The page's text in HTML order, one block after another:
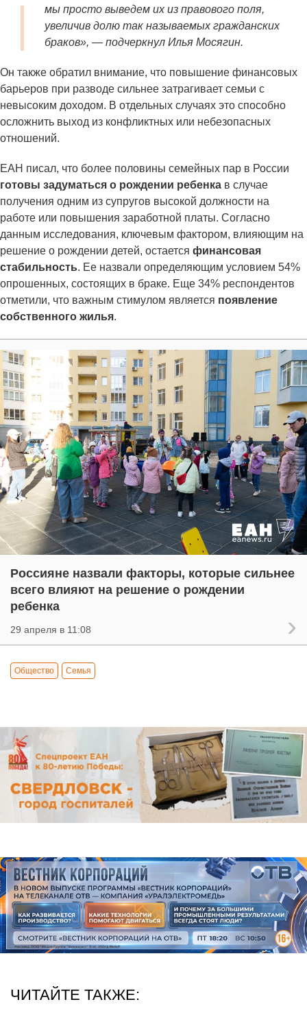
мы просто выведем их из правового поля,
увеличив долю так называемых гражданских
браков», — подчеркнул Илья Мосягин.
Он также обратил внимание, что повышение финансовых
барьеров при разводе сильнее затрагивает семьи с
невысоким доходом. В отдельных случаях это способно
осложнить выход из конфликтных или небезопасных
отношений.
ЕАН писал, что более половины семейных пар в России
готовы задуматься о рождении ребенка в случае
получения одним из супругов высокой должности на
работе или повышения заработной платы. Согласно
данным исследования, ключевым фактором, влияющим на
решение о рождении детей, остается финансовая
стабильность. Ее назвали определяющим условием 54%
опрошенных, состоящих в браке. Еще 34% респондентов
отметили, что важным стимулом является появление
собственного жилья.
Россияне назвали факторы, которые сильнее
всего влияют на решение о рождении
ребенка
29 апреля в 11:08
Общество Семья
ЧИТАЙТЕ ТАКЖЕ: